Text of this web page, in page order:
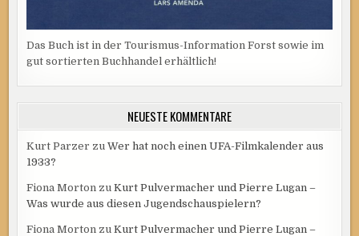
Das Buch ist in der Tourismus-Information Forst sowie im
gut sortierten Buchhandel erhältlich!
NEUESTE KOMMENTARE
Kurt Parzer zuWer hat noch einen UFA-Filmkalender aus
1933?
Fiona Morton zuKurt Pulvermacher und Pierre Lugan –
Was wurde aus diesen Jugendschauspielern?
Fiona Morton zuKurt Pulvermacher und Pierre Lugan –